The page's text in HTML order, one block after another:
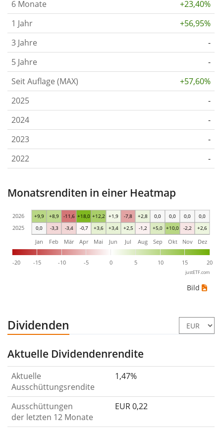
6 Monate
+23,40%
1 Jahr
+56,95%
3 Jahre
-
5 Jahre
-
Seit Auflage (MAX)
+57,60%
2025
-
2024
-
2023
-
2022
-
Monatsrenditen in einer Heatmap
0,0 -3,3 -3,4 -0,7 +3,6 +3,4 +2,5 -1,2 +5,0 +10,0 -2,2 +2,6
+9,9 +8,9 -11,6 +18,0 +12,2 +1,9 -7,8 +2,8 0,0 0,0 0,0 0,0
-20 -15 -10 -5 0 5 10 15 20
Jan Feb Mär Apr Mai Jun Jul Aug Sep Okt Nov Dez
2025
2026
justETF.com
Bild
Dividenden
Aktuelle Dividendenrendite
Aktuelle
Ausschüttungsrendite
1,47%
Ausschüttungen
der letzten 12 Monate
EUR 0,22